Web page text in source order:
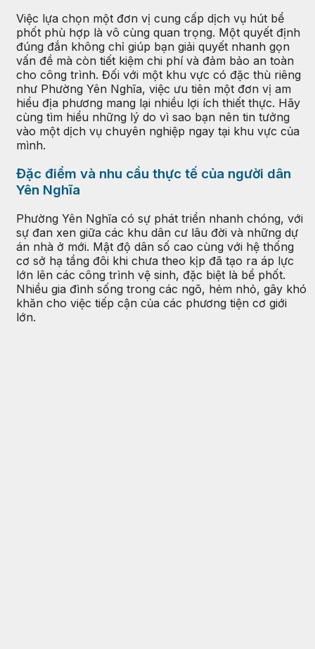
Việc lựa chọn một đơn vị cung cấp dịch vụ hút bể
phốt phù hợp là vô cùng quan trọng. Một quyết định
đúng đắn không chỉ giúp bạn giải quyết nhanh gọn
vấn đề mà còn tiết kiệm chi phí và đảm bảo an toàn
cho công trình. Đối với một khu vực có đặc thù riêng
như Phường Yên Nghĩa, việc ưu tiên một đơn vị am
hiểu địa phương mang lại nhiều lợi ích thiết thực. Hãy
cùng tìm hiểu những lý do vì sao bạn nên tin tưởng
vào một dịch vụ chuyên nghiệp ngay tại khu vực của
mình.
Đặc điểm và nhu cầu thực tế của người dân
Yên Nghĩa
Phường Yên Nghĩa có sự phát triển nhanh chóng, với
sự đan xen giữa các khu dân cư lâu đời và những dự
án nhà ở mới. Mật độ dân số cao cùng với hệ thống
cơ sở hạ tầng đôi khi chưa theo kịp đã tạo ra áp lực
lớn lên các công trình vệ sinh, đặc biệt là bể phốt.
Nhiều gia đình sống trong các ngõ, hẻm nhỏ, gây khó
khăn cho việc tiếp cận của các phương tiện cơ giới
lớn.